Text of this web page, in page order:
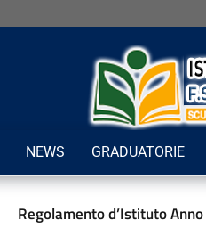
NEWS GRADUATORIE
Regolamento d’Istituto